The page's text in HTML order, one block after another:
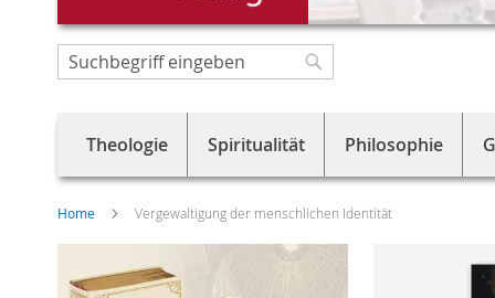
Direkt
zum
Suche
Theologie Spiritualität Philosophie
Home Vergewaltigung der menschlichen Identität